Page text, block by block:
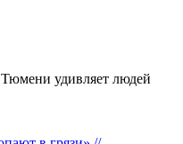
удивляет людей